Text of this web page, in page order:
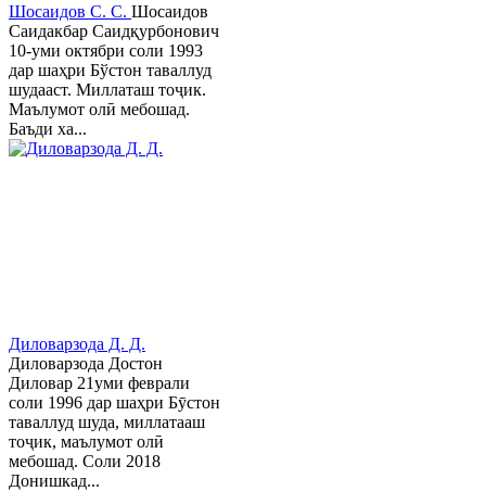
Шосаидов С. С. Шосаидов
Саидакбар Саидқурбонович
10-уми октябри соли 1993
дар шаҳри Бўстон таваллуд
шудааст. Миллаташ тоҷик.
Маълумот олӣ мебошад.
Баъди ха...
Диловарзода Д. Д.
Диловарзода Достон
Диловар 21уми феврали
соли 1996 дар шаҳри Бӯстон
таваллуд шуда, миллатааш
тоҷик, маълумот олӣ
мебошад. Соли 2018
Донишкад...